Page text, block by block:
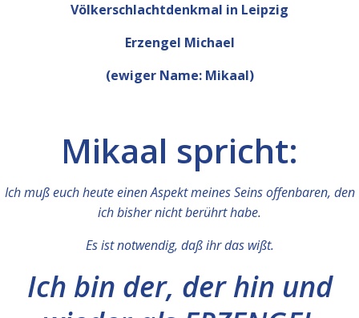
Völkerschlachtdenkmal in Leipzig
Erzengel Michael
(ewiger Name: Mikaal)
Mikaal spricht:
Ich muß euch heute einen Aspekt meines Seins offenbaren, den
ich bisher nicht berührt habe.
Es ist notwendig, daß ihr das wißt.
Ich bin der, der hin und